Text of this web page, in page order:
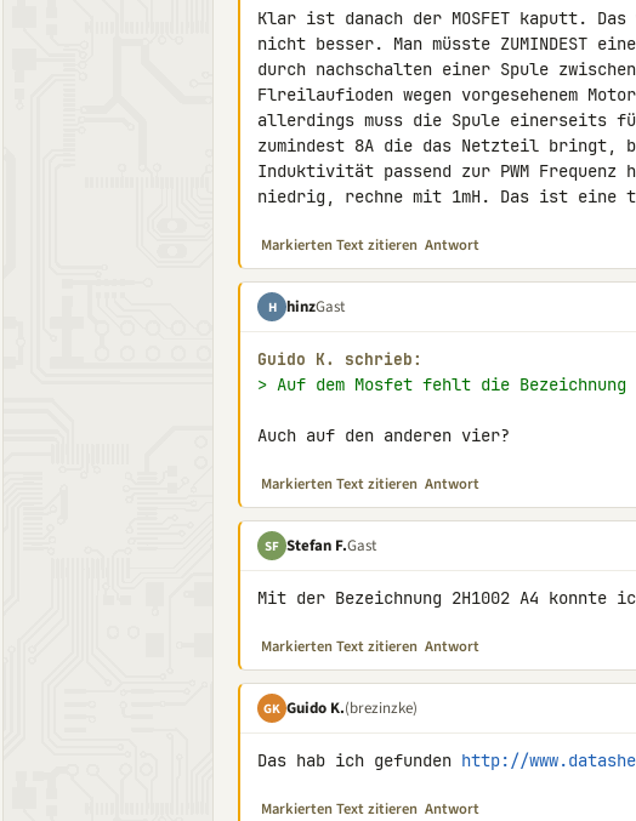
Klar ist danach der MOSFET kaputt. Das
nicht besser. Man müsste ZUMINDEST
durch nachschalten einer Spule zwischen
Flreilaufioden wegen vorgesehenem
allerdings muss die Spule einerseits
zumindest 8A die das Netzteil bringt,
Induktivität passend zur PWM
niedrig, rechne mit 1mH. Das ist eine
Markierten Text zitieren Antwort
H hinzGast
Guido K. schrieb:
> Auf dem Mosfet fehlt die Bezeichnung
Auch auf den anderen vier?
Markierten Text zitieren Antwort
SF Stefan F.Gast
Mit der Bezeichnung 2H1002 A4 konnte
Markierten Text zitieren Antwort
GK Guido K.(brezinzke)
Das hab ich gefunden http://
Markierten Text zitieren Antwort